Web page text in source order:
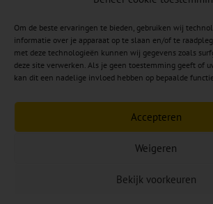
Om de beste ervaringen te bieden, gebruiken wij
informatie over je apparaat op te slaan en/of te
met deze technologieën kunnen wij gegevens zoals
deze site verwerken. Als je geen toestemming geeft of
kan dit een nadelige invloed hebben op bepaalde
Accepteren
Weigeren
Bekijk voorkeuren
Copyright © 2026 Reumkens Voet &